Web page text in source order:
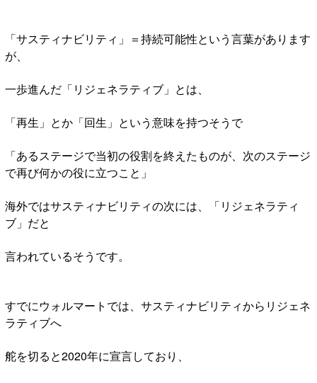
「サスティナビリティ」＝持続可能性という言葉があります
が、
一歩進んだ「リジェネラティブ」とは、
「再生」とか「回生」という意味を持つそうで
「あるステージで当初の役割を終えたものが、次のステージ
で再び何かの役に立つこと」
海外ではサスティナビリティの次には、「リジェネラティ
ブ」だと
言われているそうです。
すでにウォルマートでは、サスティナビリティからリジェネ
ラティブへ
舵を切ると2020年に宣言しており、